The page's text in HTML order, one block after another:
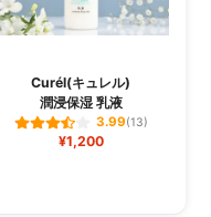
Curél(キュレル)
潤浸保湿 乳液
3.99(13)
¥1,200